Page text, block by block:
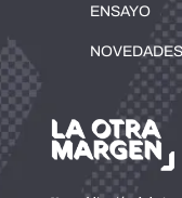
ENSAYO
NOVEDADES